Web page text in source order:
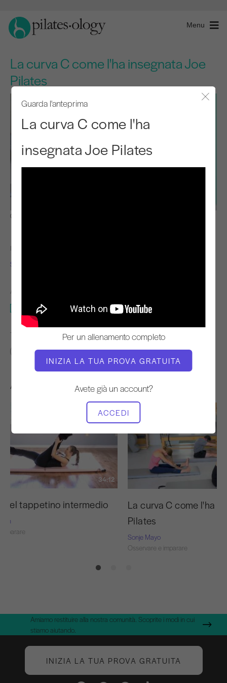
Menu
La curva C come l'ha insegnata Joe
Pilates
Guarda l'anteprima
La curva C come l'ha
insegnata Joe Pilates
Per un allenamento completo
INIZIA LA TUA PROVA GRATUITA
Avete già un account?
ACCEDI
Osservare e imparare
INSEGNANTE
Sonje Mayo
ATTREZZATURA NECESSARIA
TROVA CLASSI SIMILI PER
10 - 20 min
Mat
Altri allenamenti che potrebbero piacervi
34:12
del tappetino intermedio
La curva C come l'ha
Pilates
Sonje Mayo
Osservare e imparare
Amiamo restituire alla nostra comunità. Scoprite i modi in cui
stiamo aiutando.
INIZIA LA TUA PROVA GRATUITA